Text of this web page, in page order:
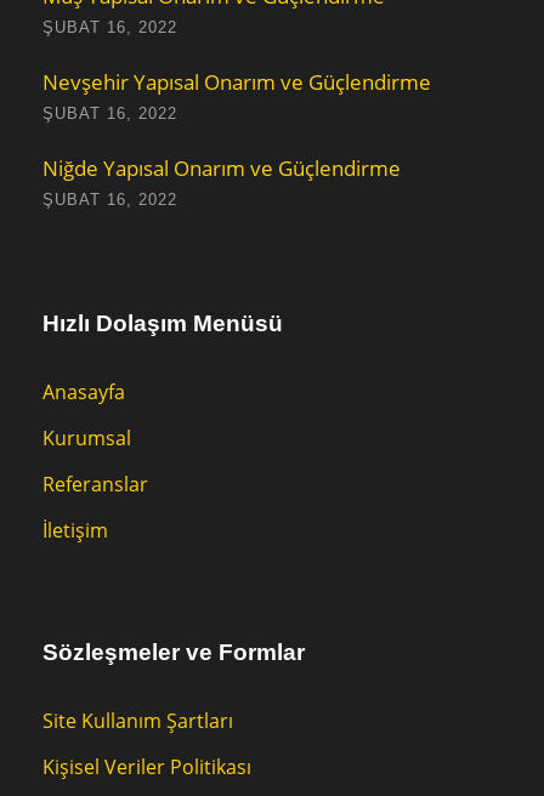
ŞUBAT 16, 2022
Nevşehir Yapısal Onarım ve Güçlendirme
ŞUBAT 16, 2022
Niğde Yapısal Onarım ve Güçlendirme
ŞUBAT 16, 2022
Hızlı Dolaşım Menüsü
Anasayfa
Kurumsal
Referanslar
İletişim
Sözleşmeler ve Formlar
Site Kullanım Şartları
Kişisel Veriler Politikası